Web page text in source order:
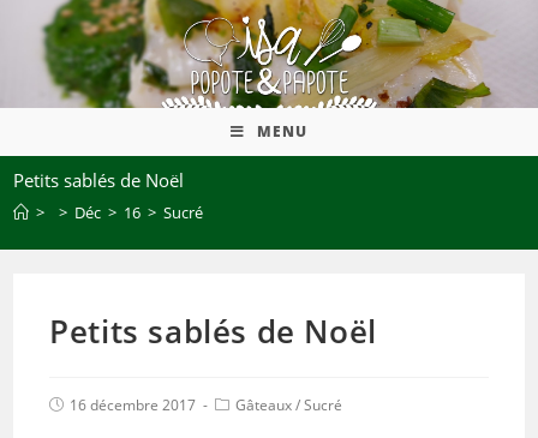
MENU
Petits sablés de Noël
> > Déc > 16 > Sucré
Petits sablés de Noël
16 décembre 2017 Gâteaux/Sucré